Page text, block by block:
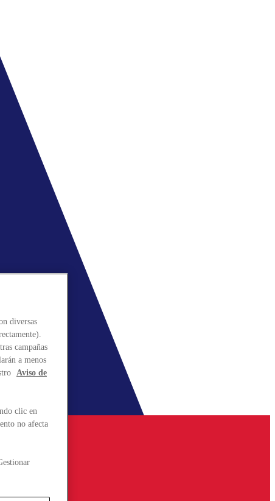
diversas
campañas
a menos
Aviso de
clic en
no afecta